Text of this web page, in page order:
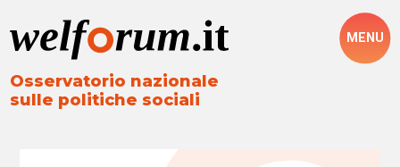
Osservatorio nazionale
sulle politiche sociali
MENU